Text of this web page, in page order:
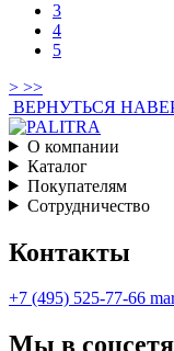
3
4
5
> >>
ВЕРНУТЬСЯ
О компании
Каталог
Покупателям
Сотрудничество
Контакты
+7 (495) 525-77-66
Мы в